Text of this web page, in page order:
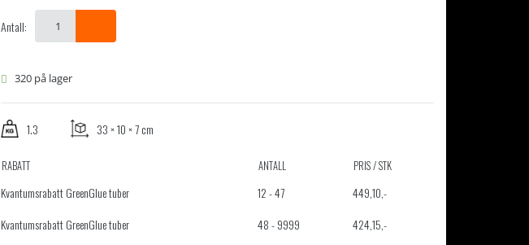
Antall:
320 på lager
1.3 33 × 10 × 7 cm
RABATT ANTALL PRIS / STK
Kvantumsrabatt GreenGlue tuber 12 - 47 449,10,-
Kvantumsrabatt GreenGlue tuber
48 - 9999 424,15,-